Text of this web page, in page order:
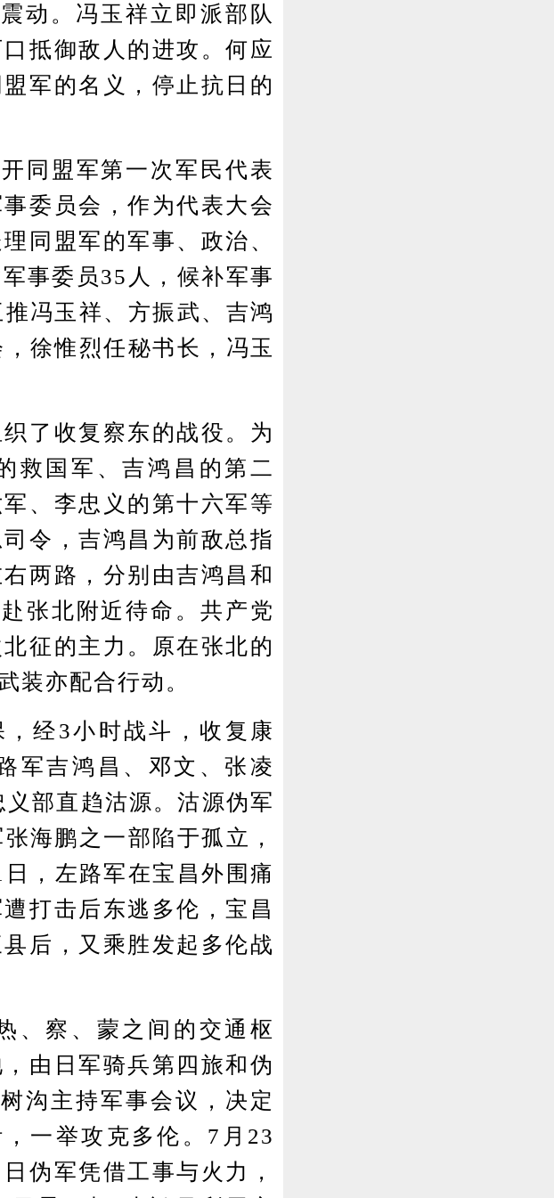
动。冯玉祥立即派部队
抵御敌人的进攻。何应
军的名义，停止抗日的
盟军第一次军民代表
委员会，作为代表大会
同盟军的军事、政治、
事委员35人，候补军事
冯玉祥、方振武、吉鸿
徐惟烈任秘书长，冯玉
了收复察东的战役。为
救国军、吉鸿昌的第二
、李忠义的第十六军等
令，吉鸿昌为前敌总指
两路，分别由吉鸿昌和
张北附近待命。共产党
征的主力。原在张北的
装亦配合行动。
经3小时战斗，收复康
军吉鸿昌、邓文、张凌
部直趋沽源。沽源伪军
海鹏之一部陷于孤立，
，左路军在宝昌外围痛
打击后东逃多伦，宝昌
后，又乘胜发起多伦战
察、蒙之间的交通枢
由日军骑兵第四旅和伪
沟主持军事会议，决定
一举攻克多伦。7月23
伪军凭借工事与火力，